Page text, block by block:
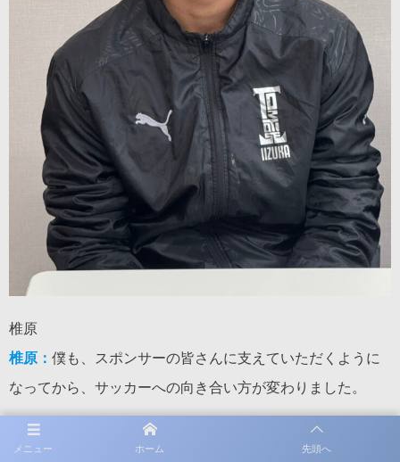
椎原
椎原： 僕も、スポンサーの皆さんに支えていただくように
なってから、サッカーへの向き合い方が変わりました。
これまでは、自分自身の成長のためにプレーしているとい
メニュー ホーム 先頭へ